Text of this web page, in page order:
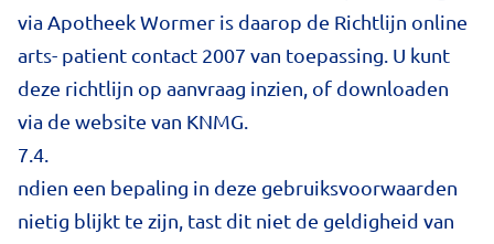
via Apotheek Wormer is daarop de Richtlijn online
arts- patient contact 2007 van toepassing. U kunt
deze richtlijn op aanvraag inzien, of downloaden
via de website van KNMG.
7.4.
ndien een bepaling in deze gebruiksvoorwaarden
nietig blijkt te zijn, tast dit niet de geldigheid van